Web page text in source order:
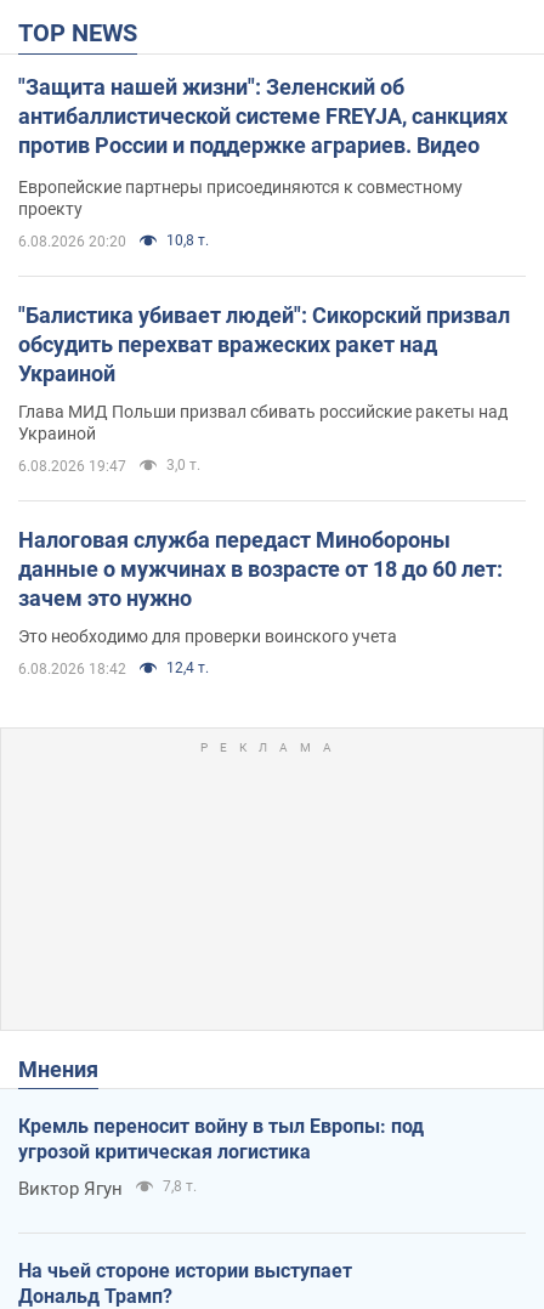
TOP NEWS
"Защита нашей жизни": Зеленский об
антибаллистической системе FREYJA, санкциях
против России и поддержке аграриев. Видео
Европейские партнеры присоединяются к совместному
проекту
6.08.2026 20:20 10,8 т.
"Балистика убивает людей": Сикорский призвал
обсудить перехват вражеских ракет над
Украиной
Глава МИД Польши призвал сбивать российские ракеты над
Украиной
6.08.2026 19:47 3,0 т.
Налоговая служба передаст Минобороны
данные о мужчинах в возрасте от 18 до 60 лет:
зачем это нужно
Это необходимо для проверки воинского учета
6.08.2026 18:42 12,4 т.
Мнения
Кремль переносит войну в тыл Европы: под
угрозой критическая логистика
Виктор Ягун 7,8 т.
На чьей стороне истории выступает
Дональд Трамп?